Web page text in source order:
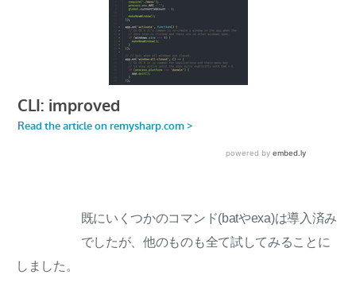
既にいくつかのコマンド(batやexa)は導入済み
でしたが、他のものも全て試してみることに
しました。